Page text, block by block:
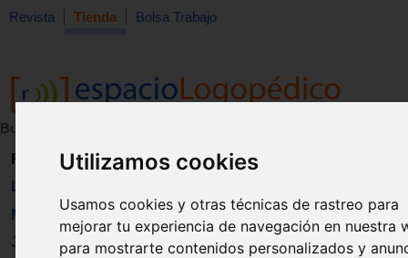
Utilizamos cookies
Usamos cookies y otras técnicas de rastreo para
mejorar tu experiencia de navegación en nuestra
para mostrarte contenidos personalizados y
Revista Tienda Bolsa Trabajo
Buscar:
Revista
Libros
Material
Juguetes